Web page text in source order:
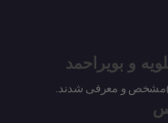
و بویراحمد